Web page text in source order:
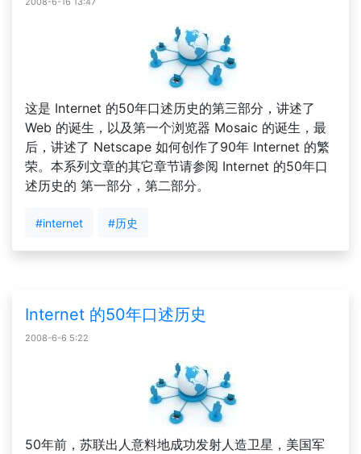
这是 Internet 的50年口述历史的第三部分，讲述了
Web 的诞生，以及第一个浏览器 Mosaic 的诞生，最
后，讲述了 Netscape 如何创作了90年 Internet 的繁
荣。本系列文章的其它章节请参阅 Internet 的50年口
述历史的 第一部分，第二部分。
#internet #历史
Internet 的50年口述历史
2008-6-6 5:22
50年前，苏联出人意料地成功发射人造卫星，美国军